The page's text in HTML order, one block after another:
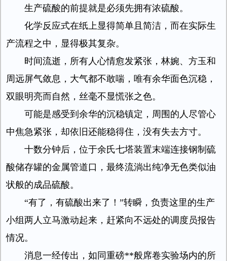
生产硫酸的前提就是必须先拥有浓硫酸。
化学反应式在纸上显得简单且简洁，而在实际生
产流程之中，显得极其复杂。
时间流逝，所有人心情愈发紧张，林婉、方玉和
周远屏气敛息，大气都不敢喘，唯有余华面色沉稳，
双眼明亮而自然，丝毫不显慌张之色。
可能是感受到余华的沉稳镇定，周围的人尽管心
中焦急紧张，却依旧还能稳得住，没有失去方寸。
十数分钟后，位于余氏七塔装置末端连接钢制硫
酸储存罐的金属管道口，最终流淌出纯净无色类似油
状般的成品硫酸。
“有了，有硫酸出来了！”转瞬，负责这里的生产
小组两人立马激动起来，赶紧向不远处的调度员报告
情况。
消息一经传出，如同重磅**般席卷实验场内的所